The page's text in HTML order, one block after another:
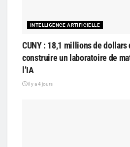
INTELLIGENCE ARTIFICIELLE
CUNY : 18,1 millions de dollars
construire un laboratoire de
l’IA
il y a 4 jours